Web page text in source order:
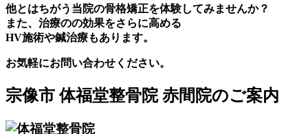
他とはちがう当院の骨格矯正を体験してみませんか？
また、治療のの効果をさらに高める
HV施術や鍼治療もあります。
お気軽にお問い合わせください。
宗像市 体福堂整骨院 赤間院のご案内